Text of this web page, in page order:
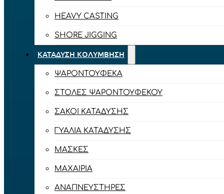
HEAVY CASTING
SHORE JIGGING
ΚΑΤΆΔΥΣΗ ΚΟΛΎΜΒΗΣΗ
ΨΑΡΟΝΤΟΎΦΕΚΑ
ΣΤΟΛΈΣ ΨΑΡΟΝΤΟΎΦΕΚΟΥ
ΣΆΚΟΙ ΚΑΤΆΔΥΣΗΣ
ΓΥΑΛΙΆ ΚΑΤΆΔΥΣΗΣ
ΜΆΣΚΕΣ
ΜΑΧΑΊΡΙΑ
ΑΝΑΠΝΕΥΣΤΉΡΕΣ